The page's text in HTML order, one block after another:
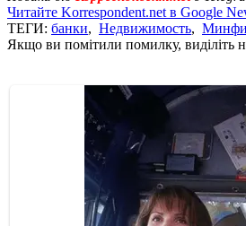
Читайте Korrespondent.net в Google
ТЕГИ: банки, Недвижимость,
Якщо ви помітили помилку, виділіть